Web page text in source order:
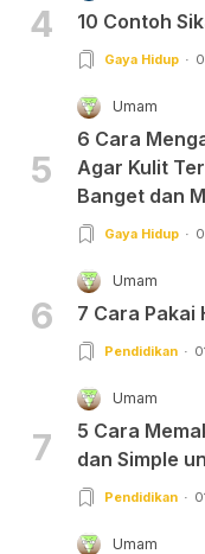
4 10 Contoh
Gaya Hidup
5
Umam
6 Cara
Agar Kulit
Banget dan
Gaya Hidup
6
Umam
7 Cara Pakai
Pendidikan
7
Umam
5 Cara
dan Simple
Pendidikan
Umam